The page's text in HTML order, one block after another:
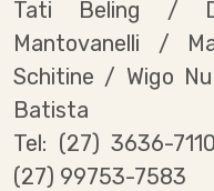
Tati Beling /
Mantovanelli /
Schitine / Wigo
Batista
Tel: (27) 3636-
(27) 99753-7583